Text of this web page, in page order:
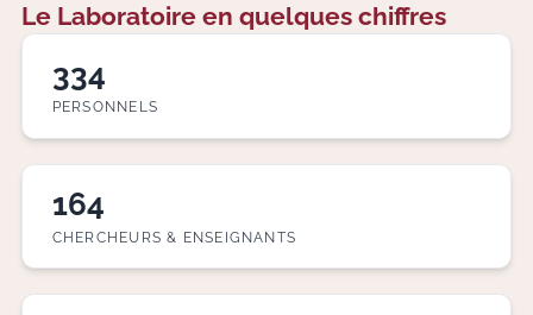
Le Laboratoire en quelques chiffres
334
PERSONNELS
164
CHERCHEURS & ENSEIGNANTS